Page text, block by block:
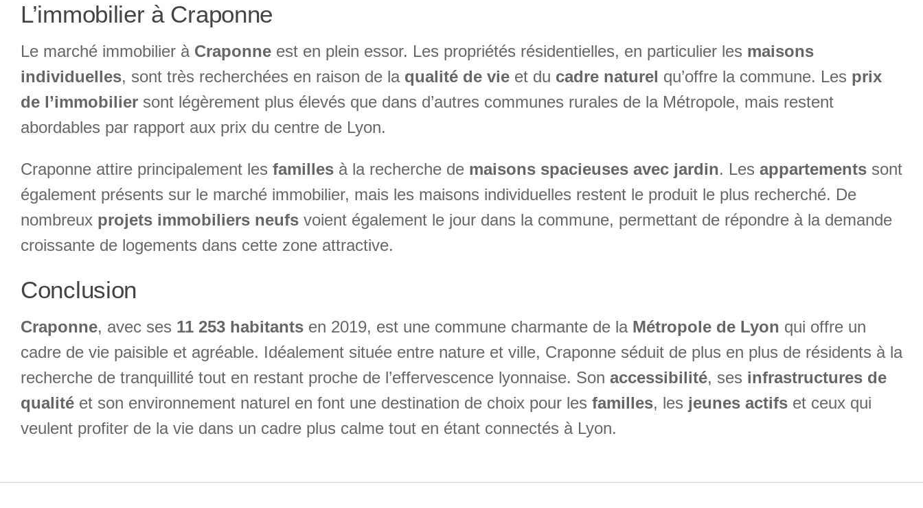
L’immobilier à Craponne
Le marché immobilier à Craponne est en plein essor. Les propriétés résidentielles, en particulier les maisons
individuelles, sont très recherchées en raison de la qualité de vie et du cadre naturel qu’offre la commune. Les prix
de l’immobilier sont légèrement plus élevés que dans d’autres communes rurales de la Métropole, mais restent
abordables par rapport aux prix du centre de Lyon.
Craponne attire principalement les familles à la recherche de maisons spacieuses avec jardin. Les appartements sont
également présents sur le marché immobilier, mais les maisons individuelles restent le produit le plus recherché. De
nombreux projets immobiliers neufs voient également le jour dans la commune, permettant de répondre à la demande
croissante de logements dans cette zone attractive.
Conclusion
Craponne, avec ses 11 253 habitants en 2019, est une commune charmante de la Métropole de Lyon qui offre un
cadre de vie paisible et agréable. Idéalement située entre nature et ville, Craponne séduit de plus en plus de résidents à la
recherche de tranquillité tout en restant proche de l’effervescence lyonnaise. Son accessibilité, ses infrastructures de
qualité et son environnement naturel en font une destination de choix pour les familles, les jeunes actifs et ceux qui
veulent profiter de la vie dans un cadre plus calme tout en étant connectés à Lyon.